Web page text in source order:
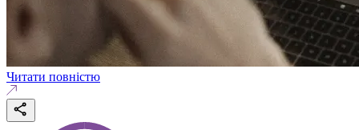
Читати повністю